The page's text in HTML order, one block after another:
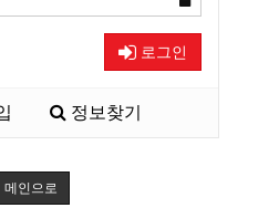
로그인
정보찾기
메인으로